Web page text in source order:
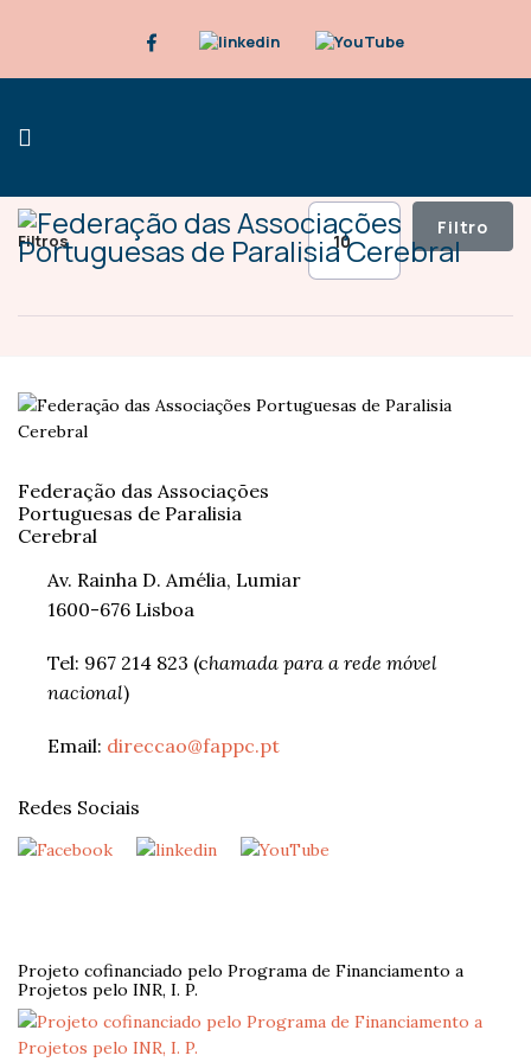
Filtros
Qtd. a mostrar
Filtro
Federação das Associações
Portuguesas de Paralisia
Cerebral
Av. Rainha D. Amélia, Lumiar
1600-676 Lisboa
Tel: 967 214 823 (chamada para a rede móvel
nacional)
Email: direccao@fappc.pt
Redes Sociais
Projeto cofinanciado pelo Programa de Financiamento a
Projetos pelo INR, I. P.